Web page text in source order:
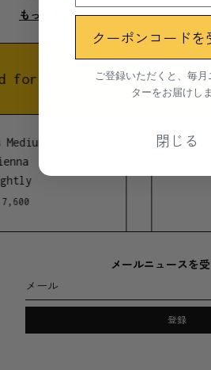
人工的な世界の間を自由に旅して
スピン加工された金属にパウダ
シンディ・リー・デイビスが
デザインした。
素材
パウダーコートアルミニウム
水抜き穴直径 7mm
もっと見る
for you
- Burnt
メールニュースを
メール
登録
クーポンコードを
ご登録いただくと、毎
ターをお届けし
閉じる